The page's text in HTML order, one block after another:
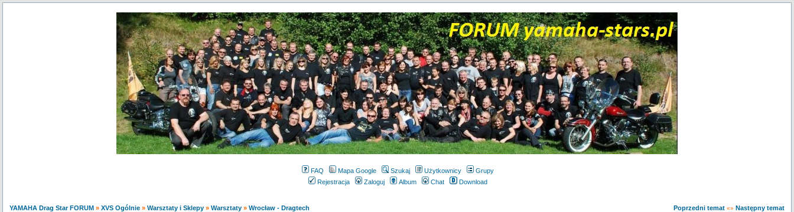
FAQ Mapa Google Szukaj Użytkownicy
Grupy
Rejestracja
Zaloguj Album Chat Download
YAMAHA Drag Star FORUM » XVS Ogólnie » Warsztaty i Sklepy » Warsztaty » Wrocław - Dragtech Poprzedni temat «» Następny temat